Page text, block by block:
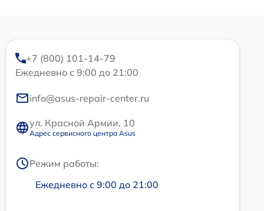
+7 (800) 101-14-79
Ежедневно с 9:00 до 21:00
info@asus-repair-center.ru
ул. Красной Армии, 10
Адрес сервисного центра Asus
Режим работы:
Ежедневно с 9:00 до 21:00